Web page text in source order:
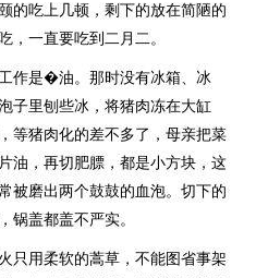
的吃上几顿，剩下的放在简陋的
，一直要吃到二月二。
作是�油。那时没有冰箱、冰
子里刨些冰，将猪肉冻在大缸
等猪肉化的差不多了，母亲把菜
油，再切肥膘，都是小方块，这
被磨出两个鼓鼓的血泡。切下的
锅盖都盖不严实。
只用柔软的蒿草，不能图省事架